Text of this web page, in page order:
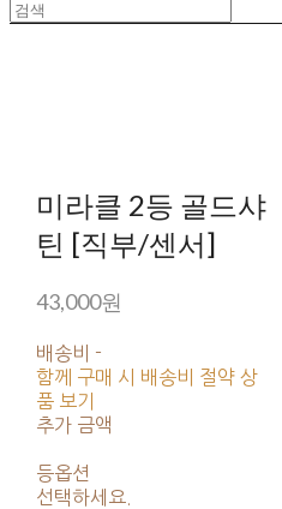
미라클 2등 골드샤
틴 [직부/센서]
43,000원
배송비 -
함께 구매 시 배송비 절약 상
품 보기
추가 금액
등옵션
선택하세요.